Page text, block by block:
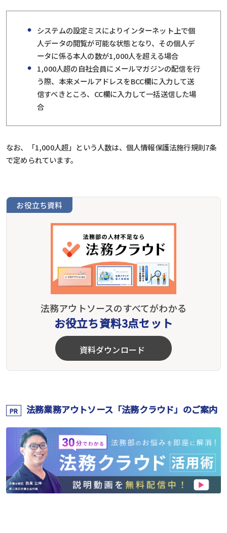
システムの設定ミスによりインターネット上で個
人データの閲覧が可能な状態となり、その個人デ
ータに係る本人の数が1,000人を超える場合
1,000人超の自社会員にメールマガジンの配信を行
う際、本来メールアドレスをBCC欄に入力して送
信すべきところ、CC欄に入力して一括送信した場
合
なお、「1,000人超」という人数は、個人情報保護法施行規則7条
で定められています。
お役立ち資料
法務アウトソースのすべてがわかる
お役立ち資料3点セット
資料ダウンロード
PR 法務業務アウトソース「法務クラウド」のご案内